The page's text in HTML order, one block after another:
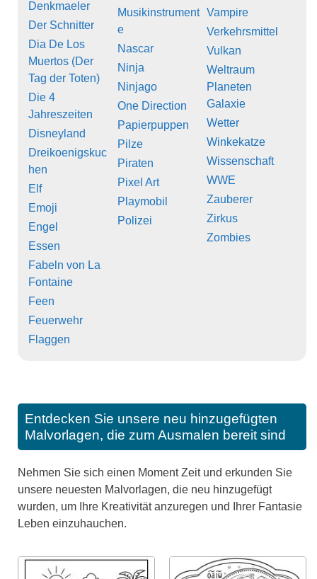
Denkmaeler
Der Schnitter
Dia De Los
Muertos (Der
Tag der Toten)
Die 4
Jahreszeiten
Disneyland
Dreikoenigskuc
hen
Elf
Emoji
Engel
Essen
Fabeln von La
Fontaine
Feen
Feuerwehr
Flaggen
Musikinstrument
e
Nascar
Ninja
Ninjago
One Direction
Papierpuppen
Pilze
Piraten
Pixel Art
Playmobil
Polizei
Vampire
Verkehrsmittel
Vulkan
Weltraum
Planeten
Galaxie
Wetter
Winkekatze
Wissenschaft
WWE
Zauberer
Zirkus
Zombies
Entdecken Sie unsere neu hinzugefügten
Malvorlagen, die zum Ausmalen bereit sind
Nehmen Sie sich einen Moment Zeit und erkunden Sie
unsere neuesten Malvorlagen, die neu hinzugefügt
wurden, um Ihre Kreativität anzuregen und Ihrer Fantasie
Leben einzuhauchen.